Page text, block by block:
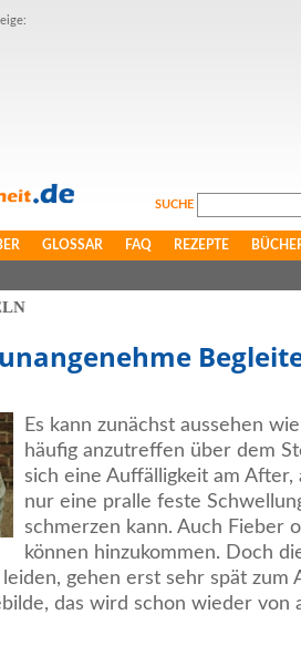
SUCHE
GLOSSAR FAQ REZEPTE
Es kann zunächst aussehen
häufig anzutreffen über dem
sich eine Auffälligkeit am
nur eine pralle feste
schmerzen kann. Auch Fieber
können hinzukommen. Doch
gehen erst sehr spät zum
das wird schon wieder von